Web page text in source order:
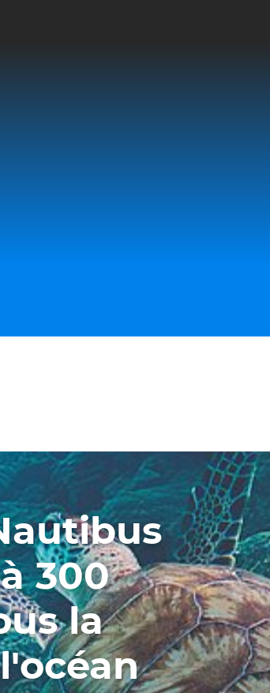
300
la